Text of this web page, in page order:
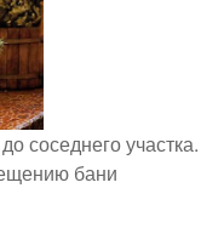
соседнего участка.
бани